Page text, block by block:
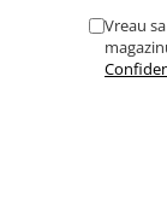
Vreau